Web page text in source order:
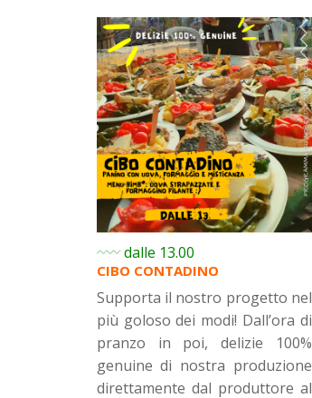
dalle 13.00
CIBO CONTADINO
Supporta il nostro progetto nel
più goloso dei modi! Dall’ora di
pranzo in poi, delizie 100%
genuine di nostra produzione
direttamente dal produttore al